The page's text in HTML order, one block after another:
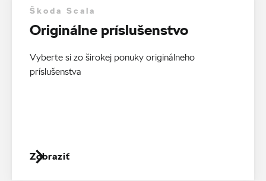
Škoda Scala
Originálne príslušenstvo
Vyberte si zo širokej ponuky originálneho
príslušenstva
Zobraziť